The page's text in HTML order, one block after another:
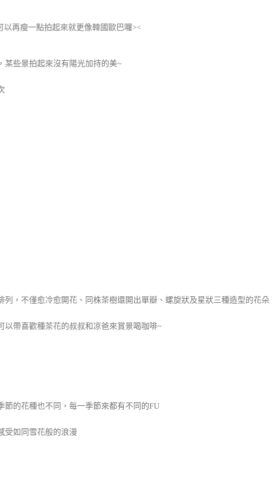
以再瘦一點拍起來就更像韓國歐巴囉><
某些景拍起來沒有陽光加持的美~
列，不僅愈冷愈開花、同株茶樹還開出單瓣、螺旋狀及星狀三種造型的花朵
以帶喜歡種茶花的叔叔和凉爸來賞景喝咖啡~
節的花種也不同，每一季節來都有不同的FU
受如同雪花般的浪漫